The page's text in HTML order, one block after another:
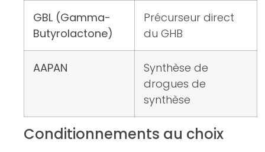
GBL (Gamma-
Butyrolactone)
Précurseur direct
du GHB
AAPAN
Synthèse de
drogues de
synthèse
Conditionnements au choix